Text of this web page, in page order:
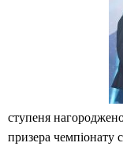
ступеня
призера чемпіонату